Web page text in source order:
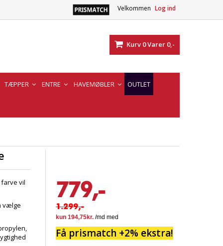
Velkommen Log ind
Kurv 0Varer 0,-
TÆPPER ENTRE HAVEMØBLER OUTLET
vil
vælge
779,-
1.299,-
Få prismatch +2% ekstra!